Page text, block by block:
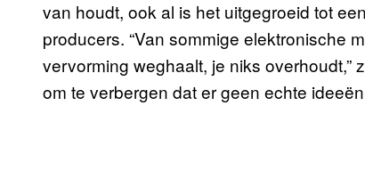
van houdt, ook al is het uitgegroeid tot
producers. “Van sommige elektronische
vervorming weghaalt, je niks overhoudt,”
om te verbergen dat er geen echte